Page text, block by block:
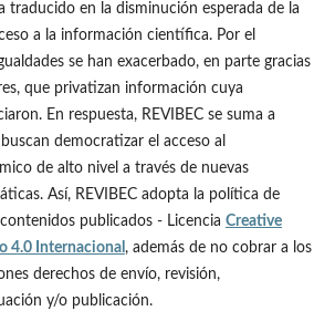
traducido en la disminución esperada de la
a la información científica. Por el
se han exacerbado, en parte gracias
que privatizan información cuya
En respuesta, REVIBEC se suma a
democratizar el acceso al
de alto nivel a través de nuevas
Así, REVIBEC adopta la política de
publicados - Licencia Creative
4.0 Internacional , además de no cobrar a los
derechos de envío, revisión,
y/o publicación.